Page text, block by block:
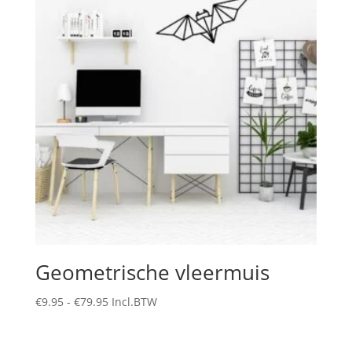
Geometrische vleermuis
€9.95 - €79.95Prijsklasse:
Incl.BTW